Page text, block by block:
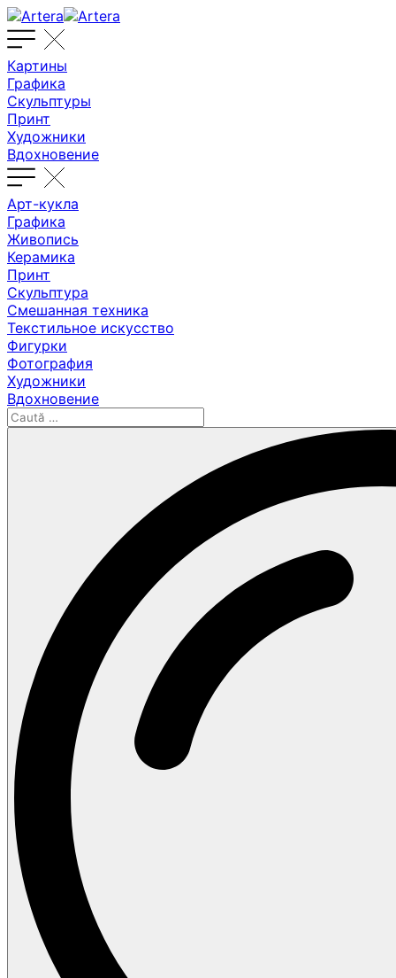
Картины
Графика
Скульптуры
Принт
Художники
Вдохновение
Арт-кукла
Графика
Живопись
Керамика
Принт
Скульптура
Смешанная техника
Текстильное искусство
Фигурки
Фотография
Художники
Вдохновение